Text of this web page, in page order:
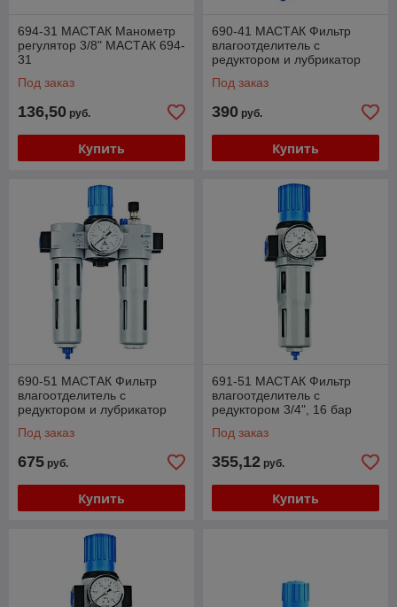
694-31 МАСТАК Манометр
регулятор 3/8" МАСТАК 694-
31
Под заказ
136,50 руб.
Купить
690-41 МАСТАК Фильтр
влагоотделитель с
редуктором и лубрикатор
Под заказ
390 руб.
Купить
690-51 МАСТАК Фильтр
влагоотделитель с
редуктором и лубрикатор
Под заказ
675 руб.
Купить
691-51 МАСТАК Фильтр
влагоотделитель с
редуктором 3/4", 16 бар
Под заказ
355,12 руб.
Купить